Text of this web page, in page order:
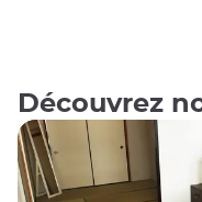
Découvrez